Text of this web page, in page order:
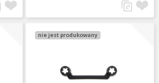
nie jest produkowany